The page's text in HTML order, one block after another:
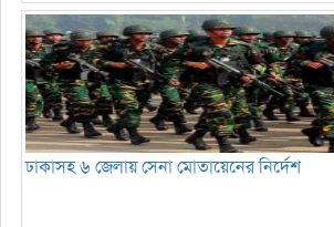
ঢাকাসহ ৬ জেলায় সেনা মোতায়েনের নির্দেশ